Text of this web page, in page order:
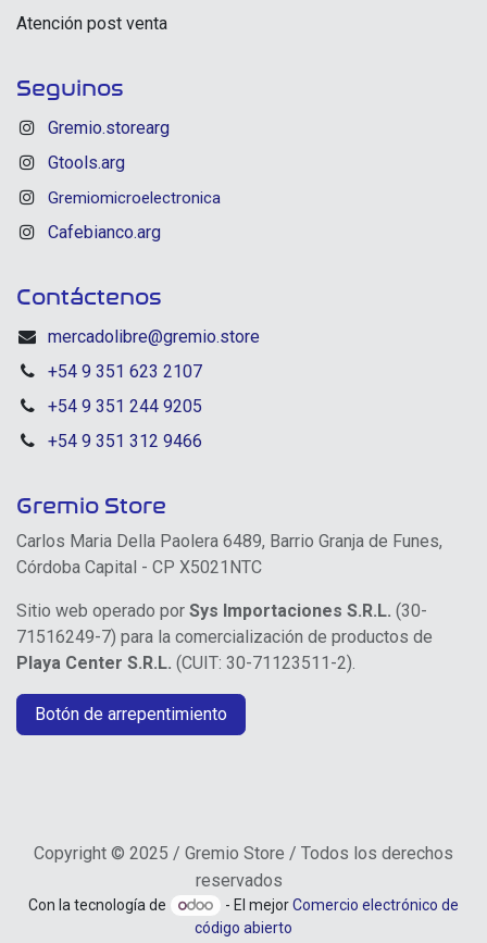
Atención post venta
Seguinos
Gremio.storearg
Gtools.arg
Gremiomicroelectronica
Cafebianco.arg
Contáctenos
mercadolibre@gremio.store
+54 9 351 623 2107
+54 9 351 244 9205
+54 9 351 312 9466
Gremio Store
Carlos Maria Della Paolera 6489, Barrio Granja de Funes,
Córdoba Capital - CP X5021NTC
Sitio web operado por Sys Importaciones S.R.L. (30-
71516249-7) para la comercialización de productos de
Playa Center S.R.L. (CUIT: 30-71123511-2).
Botón de arrepentimiento
Copyright © 2025 / Gremio Store / Todos los derechos
reservados
Con la tecnología de - El mejorComercio electrónico de
código abierto